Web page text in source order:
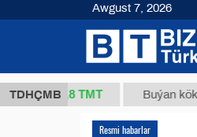
TDHÇMB
37,8 ТМТ Buýan köküniň
Resmi habarlar
Awgust 7, 2026